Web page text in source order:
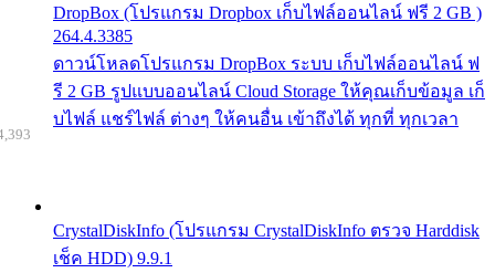
DropBox (โปรแกรม Dropbox เก็บไฟล์ออนไลน์ ฟรี 2 GB )
264.4.3385
ดาวน์โหลดโปรแกรม DropBox ระบบ เก็บไฟล์ออนไลน์ ฟ
รี 2 GB รูปแบบออนไลน์ Cloud Storage ให้คุณเก็บข้อมูล เก็
บไฟล์ แชร์ไฟล์ ต่างๆ ให้คนอื่น เข้าถึงได้ ทุกที่ ทุกเวลา
CrystalDiskInfo (โปรแกรม CrystalDiskInfo ตรวจ Harddisk
เช็ค HDD) 9.9.1